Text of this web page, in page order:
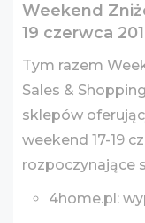
Weekend
19 czerwca
Tym razem
Sales &
sklepów
weekend 17-19
rozpoczynające
4home.pl: